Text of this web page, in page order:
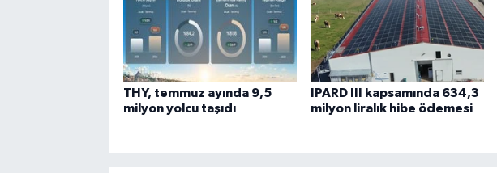
THY, temmuz ayında 9,5
milyon yolcu taşıdı
IPARD III kapsamında 634,3
milyon liralık hibe ödemesi